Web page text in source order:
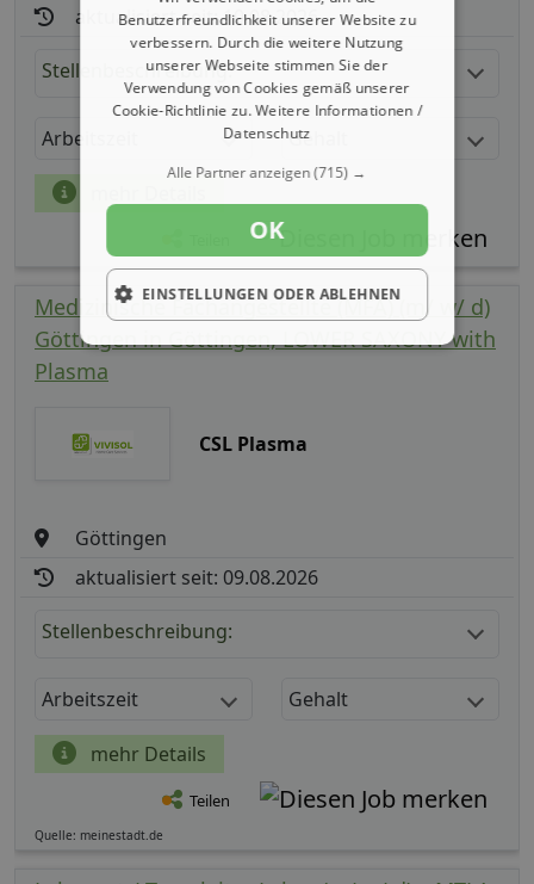
aktualisiert seit: 10.08.2026
Stellenbeschreibung:
Arbeitszeit Gehalt
Medizinische Fachangestellte (MFA) (m/ w/ d)
Göttingen in Göttingen, LOWER SAXONY with
Plasma
CSL Plasma
Göttingen
aktualisiert seit: 09.08.2026
Stellenbeschreibung:
Arbeitszeit Gehalt
mehr Details
Teilen
Quelle: meinestadt.de
Benutzerfreundlichkeit unserer Website zu
verbessern. Durch die weitere Nutzung
unserer Webseite stimmen Sie der
Verwendung von Cookies gemäß unserer
Cookie-Richtlinie zu.Weitere Informationen /
Datenschutz
Alle Partner anzeigen(715) →
OK
EINSTELLUNGEN ODER ABLEHNEN